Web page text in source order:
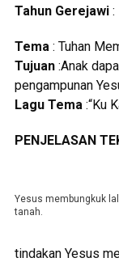
Tahun Gerejawi:
Tema: Tuhan
Tujuan:Anak
pengampunan
Lagu Tema:“Ku
PENJELASAN
Yesus membungkuk
tanah.
tindakan Yesus